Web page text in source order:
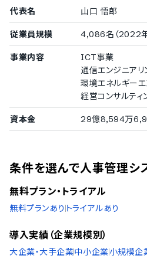
採用プロセスの管理機能
募集要項の管理機能
適性検査の実施機能
適性検査の実施機能
eラーニング・研修の受講機能
代表名 山口 悟郎
従業員規模 4,086名（2022
事業内容
ICT事業
通信エンジニアリ
環境エネルギー
経営コンサルティ
資本金 29億8,594万
条件を選んで人事管理シ
無料プラン・トライアル
無料プランあり トライアルあり
導入実績（企業規模別）
大企業・大手企業中小企業小規模企